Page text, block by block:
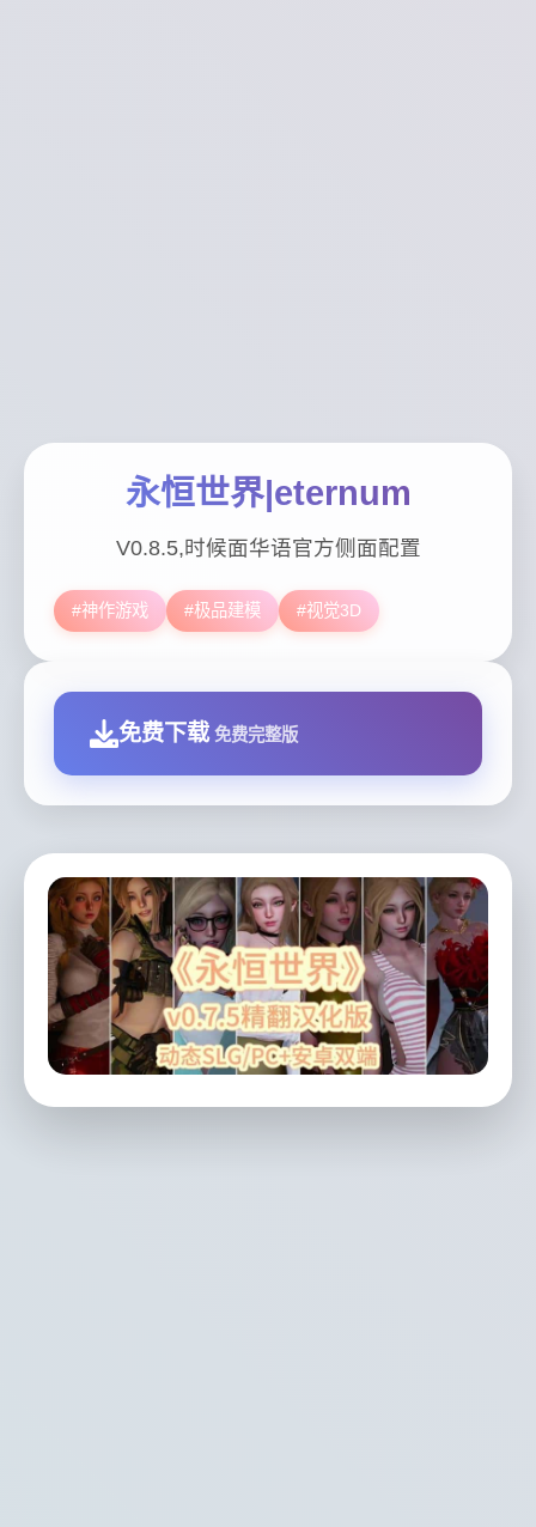
永恒世界|eternum
V0.8.5,时候面华语官方侧面配置
#神作游戏 #极品建模 #视觉3D
免费下载 免费完整版